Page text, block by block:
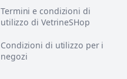
Termini e condizioni di
utilizzo di VetrineSHop
Condizioni di utilizzo per i
negozi